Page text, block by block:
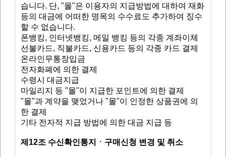
습니다. 단, "몰"은 이용자의 지급방법에 대하여 재화
등의 대금에 어떠한 명목의 수수료도 추가하여 징수
할 수 없습니다.
폰뱅킹, 인터넷뱅킹, 메일 뱅킹 등의 각종 계좌이체
선불카드, 직불카드, 신용카드 등의 각종 카드 결제
온라인무통장입금
전자화폐에 의한 결제
수령시 대금지급
마일리지 등 "몰"이 지급한 포인트에 의한 결제
"몰"과 계약을 맺었거나 "몰"이 인정한 상품권에 의
한 결제
기타 전자적 지급 방법에 의한 대금 지급 등
제12조 수신확인통지ㆍ구매신청 변경 및 취소